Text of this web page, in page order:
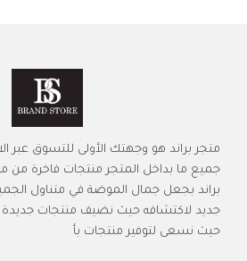
متجر براند هو وجهتك الأولى للتسوق عبر
جميع ما بداخل المتجر منتجات فاخرة من
براند بجعل جمال الموضة في متناول
جديد لاكتشافه حيث نضيف منتجات جديدة
حيث نسعى لتوفير منتجات بأ